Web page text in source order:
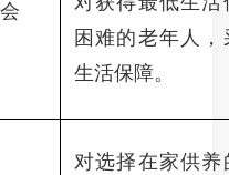
困难的老年人
生活保障。
对选择在家供